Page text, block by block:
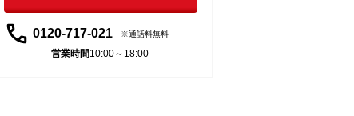
0120-717-021 通話料無料
営業時間10:00～18:00